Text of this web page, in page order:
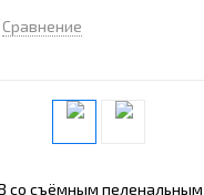
Сравнение